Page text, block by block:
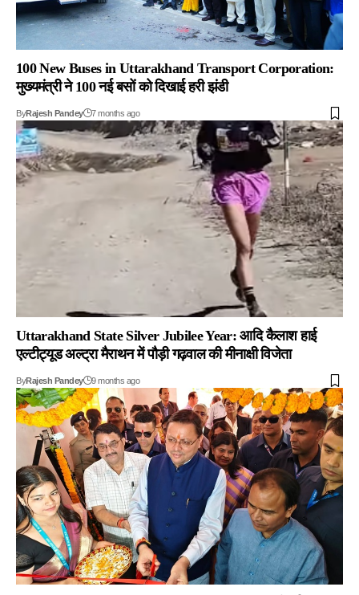
100 New Buses in Uttarakhand Transport Corporation:
मुख्यमंत्री ने 100 नई बसों को दिखाई हरी झंडी
ByRajesh Pandey 7 months ago
Uttarakhand State Silver Jubilee Year: आदि कैलाश हाई
एल्टीट्यूड अल्ट्रा मैराथन में पौड़ी गढ़वाल की मीनाक्षी विजेता
ByRajesh Pandey 9 months ago